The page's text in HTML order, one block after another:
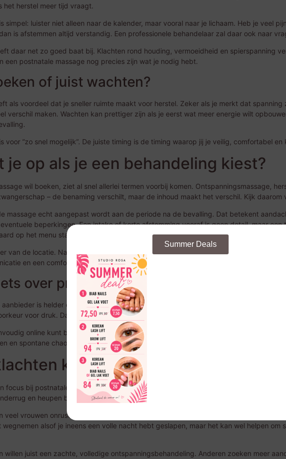
het herstel meer tijd vraagt.
simpel: luister niet alleen naar de kalender, maar vooral naar je lichaam. Heb je veel
is afstemmen altijd verstandig. Een professionele behandelaar zal daar ook naar
daar net zo goed baat bij. Klachten rond houding, vermoeidheid en spierspanning
een postnatale massage nog precies zijn wat je nodig hebt.
of juist wachten?
als voordeel dat je sneller ruimte maakt voor herstel. Zeker als je merkt dat
verschil maken. Wachten kan prettiger zijn als je eerst wat meer energie wilt
voor “zo snel mogelijk”. De juiste timing is de timing waarop jij je veilig, comfortabel en
je op als je een behandeling kiest?
wil boeken, ziet al snel allerlei termen voorbij komen. Ontspanningsmassage,
– de benaming verschilt, maar de inhoud maakt het verschil. Kijk
massage echt aangepast wordt aan de periode na de bevalling. Dat betekent
beperkingen. Een intake of korte afstemming vooraf is geen detail, maar
op het menu staat, maar voelen dat de behandeling om jou draait.
van de locatie. Na een bevalling wil je meestal geen drukke, onpersoonlijke setting
en een comfortabele behandelruimte maken een groot verschil. Juist in deze
over professionaliteit
aanbieder is helder over wat wel en niet passend is. Er wordt gevraagd naar je
voor druk. Dat klinkt misschien zakelijk, maar het zorgt ervoor dat de
online kunt boeken en meteen zietwelke behandelingen beschikbaar zijn
. In
en spontane chaos, is gemak geen luxe maar service.
kunnen centraal staan?
focus bij postnatale massages is lichamelijke spanning. Nek en schouders krijgen
en heupen blijven vaak gevoelig, omdat je lichaam nog zoekt naar balans na
veel vrouwen onrust in de benen, een zwaar gevoel in het lichaam of simpelweg
wegnemen alsof je ineens een volle nacht hebt geslapen, maar het kan wel helpen om
willen juist een zachte, volledige ontspanningsbehandeling. Anderen zoeken meer
Summer Deals